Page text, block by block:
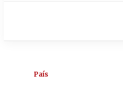
País